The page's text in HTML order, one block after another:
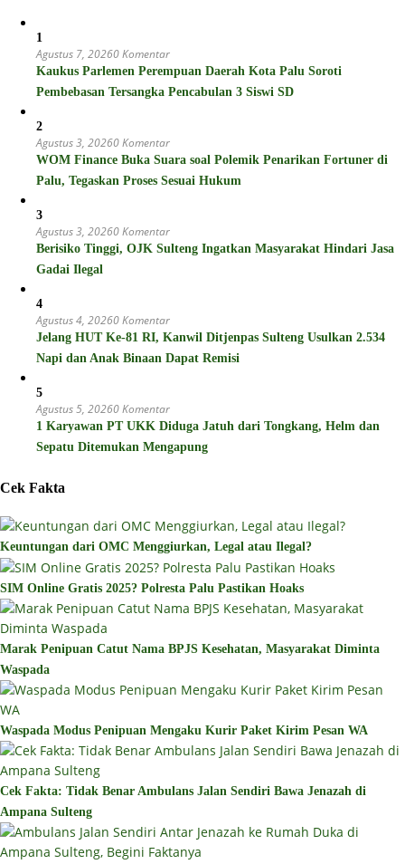
1
Agustus 7, 20260 Komentar
Kaukus Parlemen Perempuan Daerah Kota Palu Soroti
Pembebasan Tersangka Pencabulan 3 Siswi SD
2
Agustus 3, 20260 Komentar
WOM Finance Buka Suara soal Polemik Penarikan Fortuner di
Palu, Tegaskan Proses Sesuai Hukum
3
Agustus 3, 20260 Komentar
Berisiko Tinggi, OJK Sulteng Ingatkan Masyarakat Hindari Jasa
Gadai Ilegal
4
Agustus 4, 20260 Komentar
Jelang HUT Ke-81 RI, Kanwil Ditjenpas Sulteng Usulkan 2.534
Napi dan Anak Binaan Dapat Remisi
5
Agustus 5, 20260 Komentar
1 Karyawan PT UKK Diduga Jatuh dari Tongkang, Helm dan
Sepatu Ditemukan Mengapung
Cek Fakta
Keuntungan dari OMC Menggiurkan, Legal atau Ilegal?
SIM Online Gratis 2025? Polresta Palu Pastikan Hoaks
Marak Penipuan Catut Nama BPJS Kesehatan, Masyarakat Diminta
Waspada
Waspada Modus Penipuan Mengaku Kurir Paket Kirim Pesan WA
Cek Fakta: Tidak Benar Ambulans Jalan Sendiri Bawa Jenazah di
Ampana Sulteng